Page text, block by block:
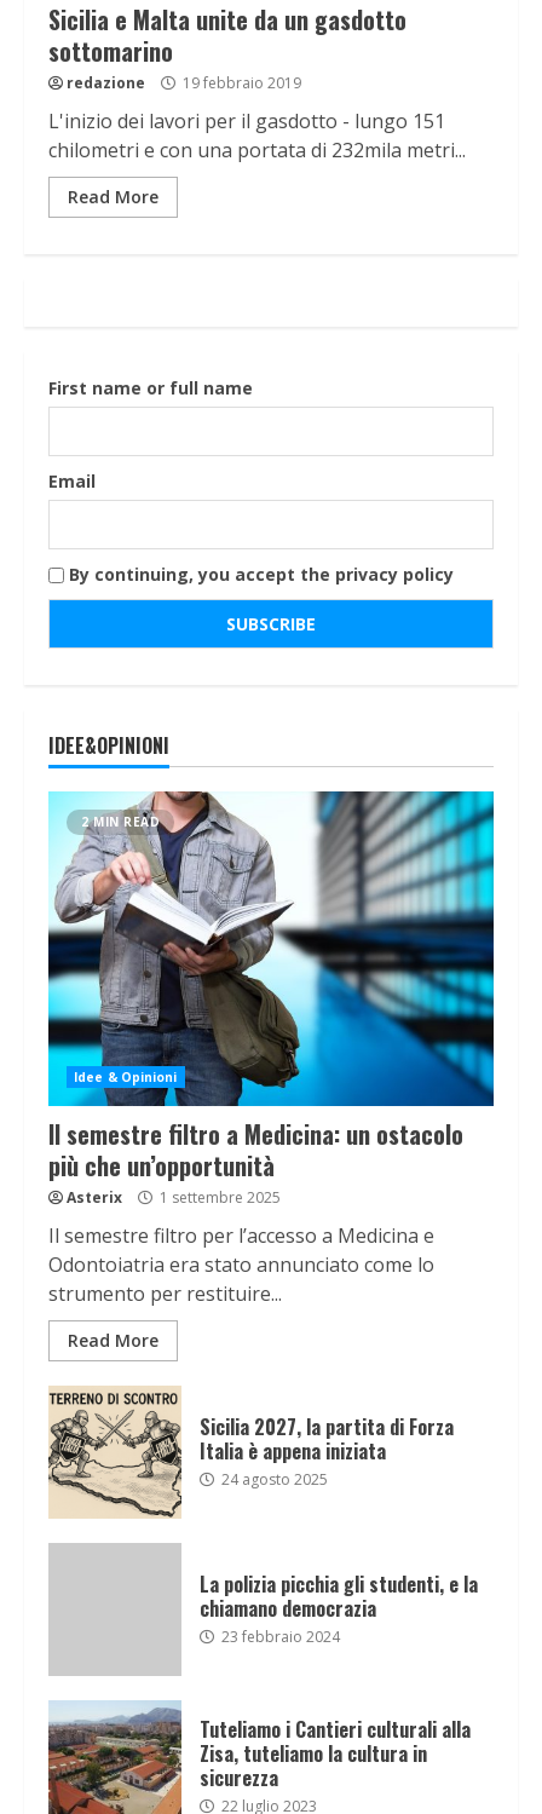
Sicilia e Malta unite da un gasdotto
sottomarino
redazione 19 febbraio 2019
L'inizio dei lavori per il gasdotto - lungo 151
chilometri e con una portata di 232mila metri...
Read More
First name or full name
Email
By continuing, you accept the privacy policy
IDEE&OPINIONI
2 MIN READ
Idee & Opinioni
Il semestre filtro a Medicina: un ostacolo
più che un’opportunità
Asterix 1 settembre 2025
Il semestre filtro per l’accesso a Medicina e
Odontoiatria era stato annunciato come lo
strumento per restituire...
Read More
Sicilia 2027, la partita di Forza
Italia è appena iniziata
24 agosto 2025
La polizia picchia gli studenti, e la
chiamano democrazia
23 febbraio 2024
Tuteliamo i Cantieri culturali alla
Zisa, tuteliamo la cultura in
sicurezza
22 luglio 2023